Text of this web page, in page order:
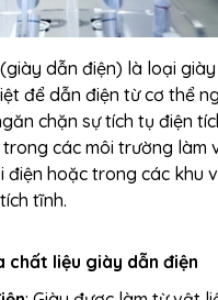
(giày dẫn điện) là loại
để dẫn điện từ cơ thể
chặn sự tích tụ điện
các môi trường làm
điện hoặc trong các khu
tĩnh.
chất liệu giày dẫn điện